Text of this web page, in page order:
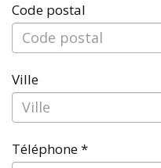
Code postal
Ville
Téléphone *